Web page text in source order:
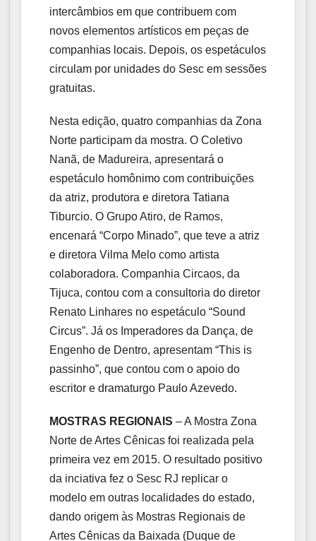
intercâmbios em que contribuem com
novos elementos artísticos em peças de
companhias locais. Depois, os espetáculos
circulam por unidades do Sesc em sessões
gratuitas.
Nesta edição, quatro companhias da Zona
Norte participam da mostra. O Coletivo
Nanã, de Madureira, apresentará o
espetáculo homônimo com contribuições
da atriz, produtora e diretora Tatiana
Tiburcio. O Grupo Atiro, de Ramos,
encenará “Corpo Minado”, que teve a atriz
e diretora Vilma Melo como artista
colaboradora. Companhia Circaos, da
Tijuca, contou com a consultoria do diretor
Renato Linhares no espetáculo “Sound
Circus”. Já os Imperadores da Dança, de
Engenho de Dentro, apresentam “This is
passinho”, que contou com o apoio do
escritor e dramaturgo Paulo Azevedo.
MOSTRAS REGIONAIS – A Mostra Zona
Norte de Artes Cênicas foi realizada pela
primeira vez em 2015. O resultado positivo
da inciativa fez o Sesc RJ replicar o
modelo em outras localidades do estado,
dando origem às Mostras Regionais de
Artes Cênicas da Baixada (Duque de